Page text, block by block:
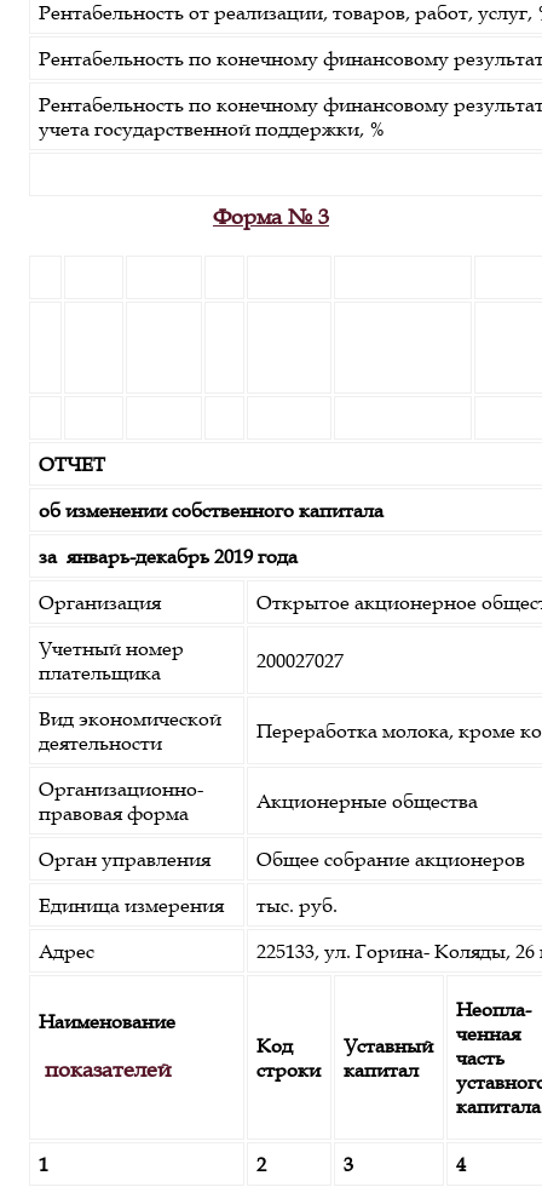
Рентабельность от реализации, товаров, работ, услуг,
Рентабельность по конечному финансовому
Рентабельность по конечному финансовому
учета государственной поддержки, %
Форма № 3
ОТЧЕТ
об изменении собственного капитала
за январь-декабрь 2019 года
Организация
Открытое акционерное
Учетный номер
плательщика
200027027
Вид экономической
деятельности
Переработка молока, кроме
Организационно-
правовая форма
Акционерные общества
Орган управления
Общее собрание акционеров
Единица измерения
тыс. руб.
Адрес
225133, ул. Горина- Коляды,
Наименование
показателей
Код
строки
Уставный
капитал
Неопла-
ченная
часть
капитала
1 2 3
4